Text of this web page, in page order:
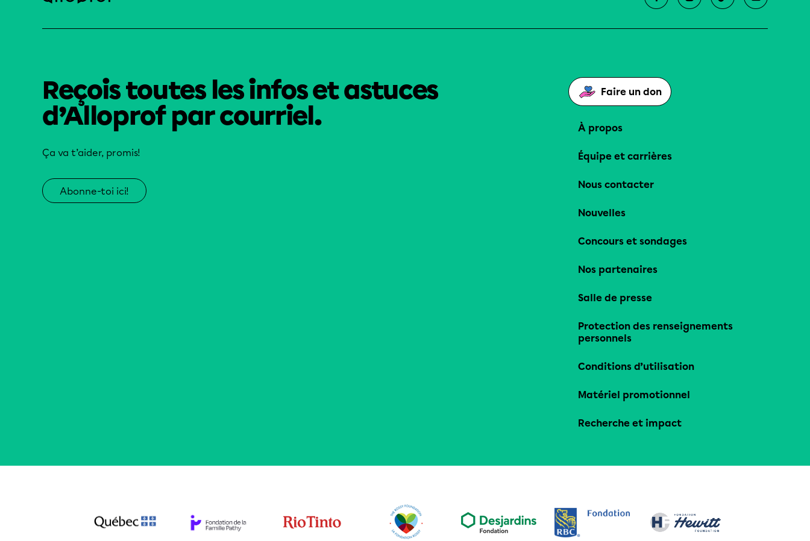
Reçois toutes les infos et astuces
d’Alloprof par courriel.
Ça va t’aider, promis!
Abonne-toi ici!
Faire un don
À propos
Équipe et carrières
Nous contacter
Nouvelles
Concours et sondages
Nos partenaires
Salle de presse
Protection des renseignements
personnels
Conditions d’utilisation
Matériel promotionnel
Recherche et impact